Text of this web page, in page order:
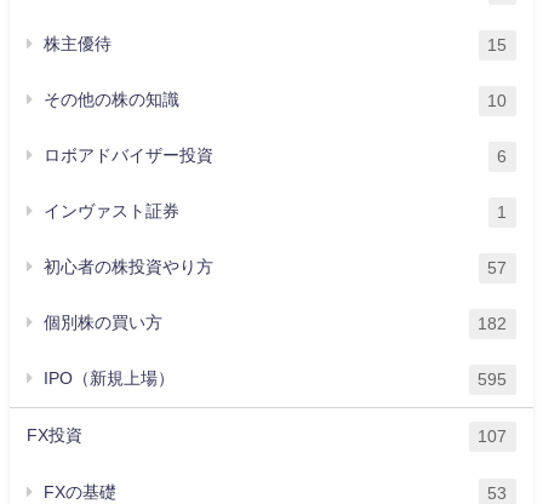
株主優待 15
その他の株の知識 10
ロボアドバイザー投資 6
インヴァスト証券 1
初心者の株投資やり方 57
個別株の買い方 182
IPO（新規上場） 595
FX投資 107
FXの基礎 53